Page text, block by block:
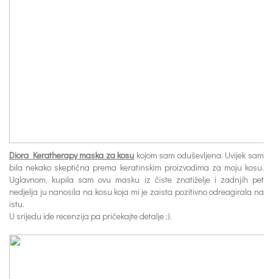
Diora Keratherapy maska za kosu kojom sam oduševljena. Uvijek sam
bila nekako skeptična prema keratinskim proizvodima za moju kosu.
Uglavnom, kupila sam ovu masku iz čiste znatiželje i zadnjih pet
nedjelja ju nanosila na kosu koja mi je zaista pozitivno odreagirala na
istu.
U srijedu ide recenzija pa pričekajte detalje ;).